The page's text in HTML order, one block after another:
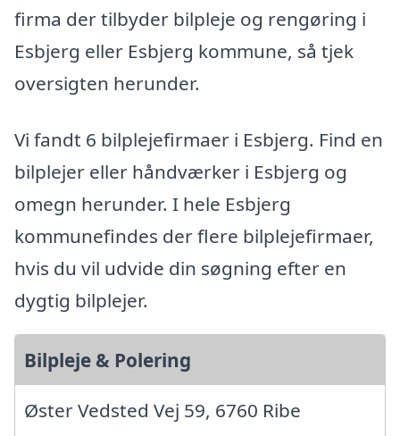
firma der tilbyder bilpleje og rengøring i
Esbjerg eller Esbjerg kommune, så tjek
oversigten herunder.
Vi fandt 6 bilplejefirmaer i Esbjerg. Find en
bilplejer eller håndværker i Esbjerg og
omegn herunder. I hele Esbjerg
kommunefindes der flere bilplejefirmaer,
hvis du vil udvide din søgning efter en
dygtig bilplejer.
Bilpleje & Polering
Øster Vedsted Vej 59, 6760 Ribe